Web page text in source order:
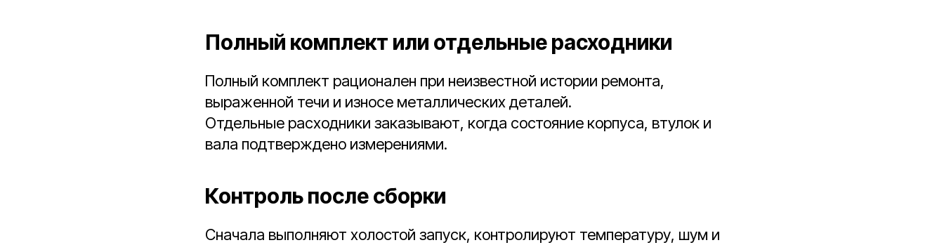
Полный комплект или отдельные расходники
Полный комплект рационален при неизвестной истории ремонта,
выраженной течи и износе металлических деталей.
Отдельные расходники заказывают, когда состояние корпуса, втулок и
вала подтверждено измерениями.
Контроль после сборки
Сначала выполняют холостой запуск, контролируют температуру, шум и